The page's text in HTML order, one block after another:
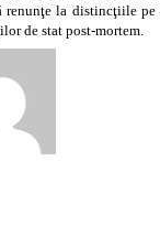
renunţe la distincţiile pe
de stat post-mortem.